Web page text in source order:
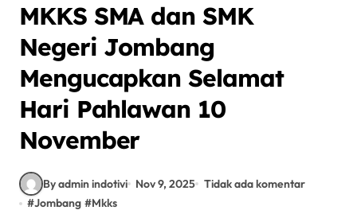
MKKS SMA dan SMK
Negeri Jombang
Mengucapkan Selamat
Hari Pahlawan 10
November
By admin indotivi Nov 9, 2025 Tidak ada komentar
#Jombang #Mkks